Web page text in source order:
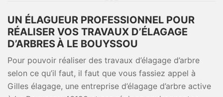
UN ÉLAGUEUR PROFESSIONNEL POUR
RÉALISER VOS TRAVAUX D’ÉLAGAGE
D’ARBRES À LE BOUYSSOU
Pour pouvoir réaliser des travaux d’élagage d’arbre
selon ce qu’il faut, il faut que vous fassiez appel à
Gilles élagage, une entreprise d’élagage d’arbre active